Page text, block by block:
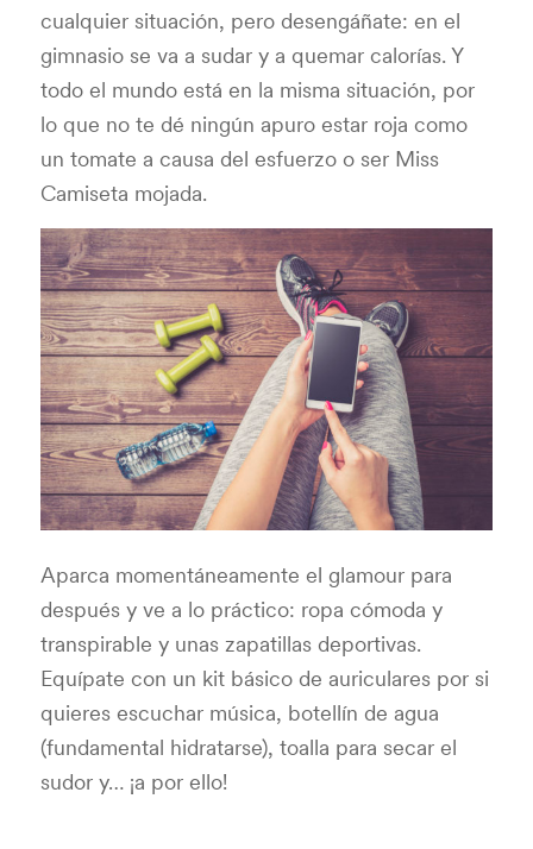
cualquier situación, pero desengáñate: en el
gimnasio se va a sudar y a quemar calorías. Y
todo el mundo está en la misma situación, por
lo que no te dé ningún apuro estar roja como
un tomate a causa del esfuerzo o ser Miss
Camiseta mojada.
Aparca momentáneamente el glamour para
después y ve a lo práctico: ropa cómoda y
transpirable y unas zapatillas deportivas.
Equípate con un kit básico de auriculares por si
quieres escuchar música, botellín de agua
(fundamental hidratarse), toalla para secar el
sudor y… ¡a por ello!